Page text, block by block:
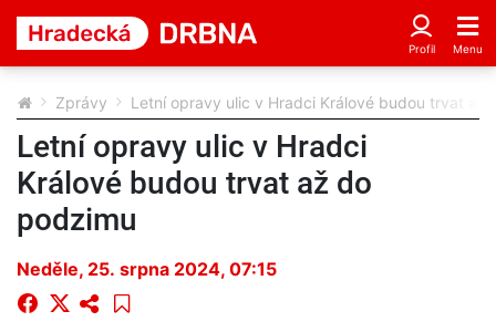
Zprávy Letní opravy ulic v Hradci Králové budou trvat až
Letní opravy ulic v Hradci
Králové budou trvat až do
podzimu
Neděle, 25. srpna 2024, 07:15